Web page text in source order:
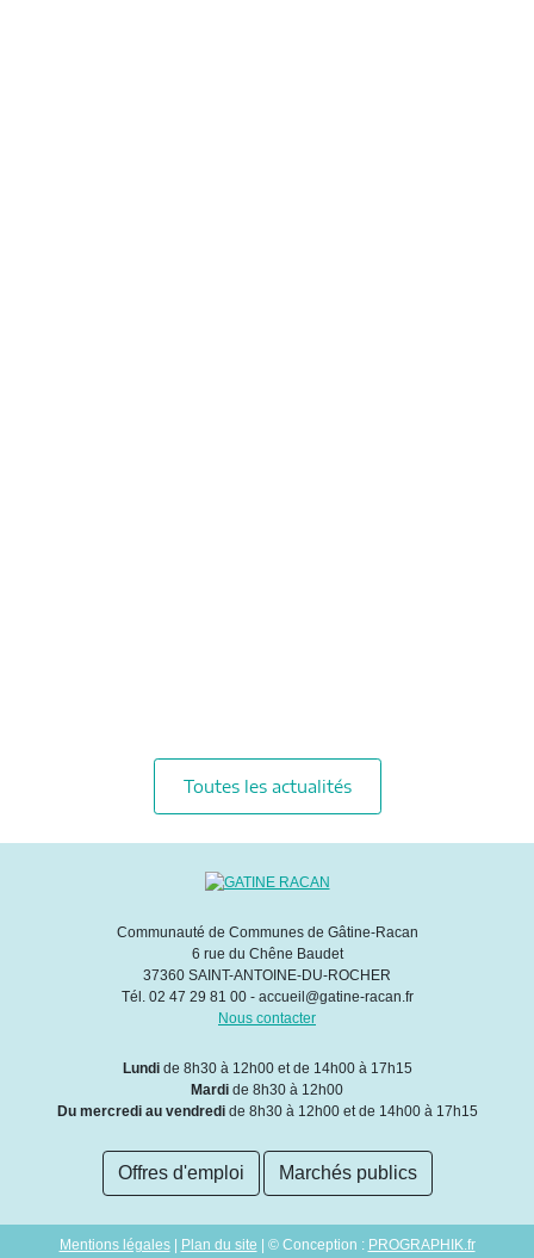
Toutes les actualités
Communauté de Communes de Gâtine-Racan
6 rue du Chêne Baudet
37360 SAINT-ANTOINE-DU-ROCHER
Tél. 02 47 29 81 00 - accueil@gatine-racan.fr
Nous contacter
Lundide 8h30 à 12h00 et de 14h00 à 17h15
Mardi de 8h30 à 12h00
Du mercredi au vendredide 8h30 à 12h00 et de 14h00 à 17h15
Offres d'emploi Marchés publics
Mentions légales| Plan du site | © Conception : PROGRAPHIK.fr